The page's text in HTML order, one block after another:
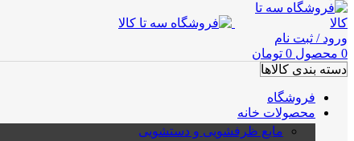
ورود / ثبت نام
0 محصول 0 تومان
دسته بندی کالاها
فروشگاه
محصولات خانه
مایع ظرفشویی و دستشویی